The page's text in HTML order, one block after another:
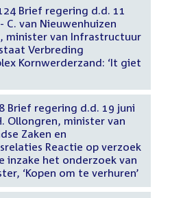
Brief regering d.d. 11
C. van Nieuwenhuizen
minister van Infrastructuur
Verbreding
Kornwerderzand: ‘It giet
Brief regering d.d. 19 juni
Ollongren, minister van
Zaken en
Reactie op verzoek
inzake het onderzoek van
‘Kopen om te verhuren’